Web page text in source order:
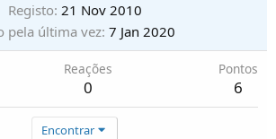
Registo 21 Nov 2010
pela última vez 7 Jan 2020
Reações
0
Pontos
6
Encontrar